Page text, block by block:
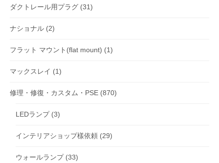
ダクトレール用プラグ (31)
ナショナル (2)
フラット マウント(flat mount) (1)
マックスレイ (1)
修理・修復・カスタム・PSE (870)
LEDランプ(3)
インテリアショップ樣依頼 (29)
ウォールランプ(33)